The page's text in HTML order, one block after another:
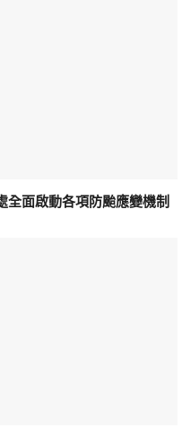
全面啟動各項防颱應變機制